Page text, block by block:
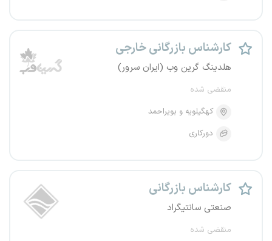
کارشناس بازرگانی خارجی
هلدینگ گرین وب (ایران سرور)
منقضی شده
کهگیلویه و بویراحمد
دورکاری
کارشناس بازرگانی
صنعتی سانتیگراد
منقضی شده